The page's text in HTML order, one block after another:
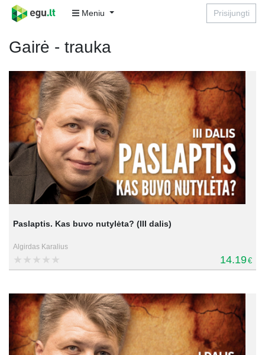
Meniu Prisijungti
Gairė - trauka
Paslaptis. Kas buvo nutylėta? (III dalis)
Algirdas Karalius
14.19€